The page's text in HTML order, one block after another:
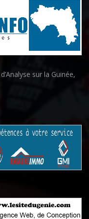
sur la Guinée,